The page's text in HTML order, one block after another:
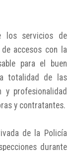
los servicios de
accesos con la
para el buen
totalidad de las
y profesionalidad
y contratantes.
de la Policía
durante